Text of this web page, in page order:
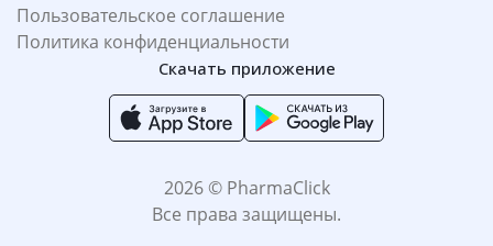
Пользовательское соглашение
Политика конфиденциальности
Скачать приложение
2026 © PharmaClick
Все права защищены.